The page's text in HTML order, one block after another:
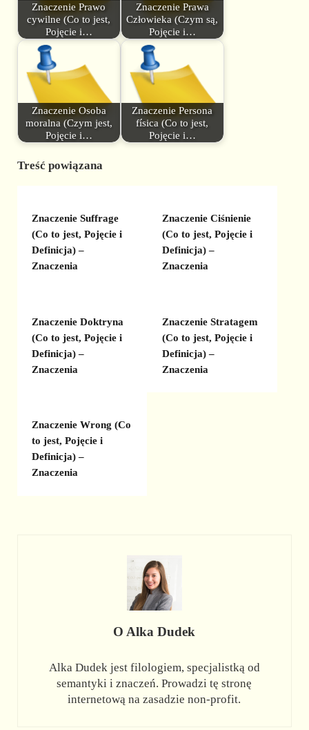
Znaczenie Prawo
cywilne (Co to jest,
Pojęcie i…
Znaczenie Prawa
Człowieka (Czym są,
Pojęcie i…
Znaczenie Osoba
moralna (Czym jest,
Pojęcie i…
Znaczenie Persona
física (Co to jest,
Pojęcie i…
Treść powiązana
Znaczenie Suffrage
(Co to jest, Pojęcie i
Definicja) –
Znaczenia
Znaczenie Ciśnienie
(Co to jest, Pojęcie i
Definicja) –
Znaczenia
Znaczenie Doktryna
(Co to jest, Pojęcie i
Definicja) –
Znaczenia
Znaczenie Stratagem
(Co to jest, Pojęcie i
Definicja) –
Znaczenia
Znaczenie Wrong (Co
to jest, Pojęcie i
Definicja) –
Znaczenia
O Alka Dudek
Alka Dudek jest filologiem, specjalistką od
semantyki i znaczeń. Prowadzi tę stronę
internetową na zasadzie non-profit.